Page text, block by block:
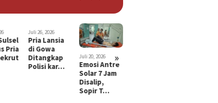
»
Pria
Juli 26, 2026
Pria Lansia
di Gowa
Ditangkap
Polisi kar…
Juli 20, 2026
Emosi Antre
Solar 7 Jam
Disalip,
Sopir T…